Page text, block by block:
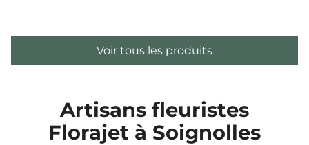
Voir tous les produits
Artisans fleuristes
Florajet à Soignolles